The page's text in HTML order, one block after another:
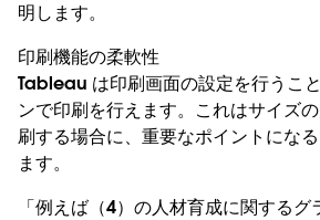
明します。
印刷機能の柔軟性
Tableau は印刷画面の設定を行うこ
ンで印刷を行えます。これはサイズ
刷する場合に、重要なポイントにな
ます。
「例えば（4）の人材育成に関する